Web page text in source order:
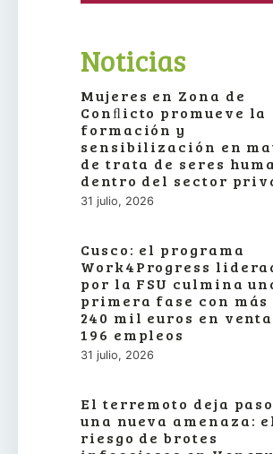
Noticias
Mujeres en Zona de
Conﬂicto promueve la
formación y
sensibilización en
de trata de seres
dentro del sector
31 julio, 2026
Cusco: el programa
Work4Progress
por la FSU culmina
primera fase con más
240 mil euros en
196 empleos
31 julio, 2026
El terremoto deja
una nueva amenaza:
riesgo de brotes